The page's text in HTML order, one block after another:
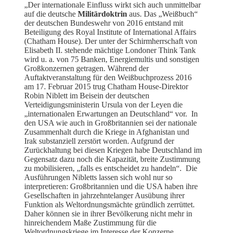
„Der internationale Einfluss wirkt sich auch unmittelbar
auf die deutsche Militärdoktrin aus. Das „Weißbuch“
der deutschen Bundeswehr von 2016 entstand mit
Beteiligung des Royal Institute of International Affairs
(Chatham House). Der unter der Schirmherrschaft von
Elisabeth II. stehende mächtige Londoner Think Tank
wird u. a. von 75 Banken, Energiemultis und sonstigen
Großkonzernen getragen. Während der
Auftaktveranstaltung für den Weißbuchprozess 2016
am 17. Februar 2015 trug Chatham House-Direktor
Robin Niblett im Beisein der deutschen
Verteidigungsministerin Ursula von der Leyen die
„internationalen Erwartungen an Deutschland“ vor. In
den USA wie auch in Großbritannien sei der nationale
Zusammenhalt durch die Kriege in Afghanistan und
Irak substanziell zerstört worden. Aufgrund der
Zurückhaltung bei diesen Kriegen habe Deutschland im
Gegensatz dazu noch die Kapazität, breite Zustimmung
zu mobilisieren, „falls es entscheidet zu handeln“. Die
Ausführungen Nibletts lassen sich wohl nur so
interpretieren: Großbritannien und die USA haben ihre
Gesellschaften in jahrzehntelanger Ausübung ihrer
Funktion als Weltordnungsmächte gründlich zerrüttet.
Daher können sie in ihrer Bevölkerung nicht mehr in
hinreichendem Maße Zustimmung für die